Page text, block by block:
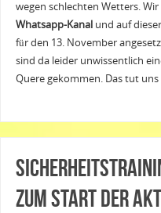
wegen schlechten Wetters.
Whatsapp-Kanal und auf
für den 13. November
sind da leider unwissentlich
Quere gekommen. Das tut uns
zum Start der